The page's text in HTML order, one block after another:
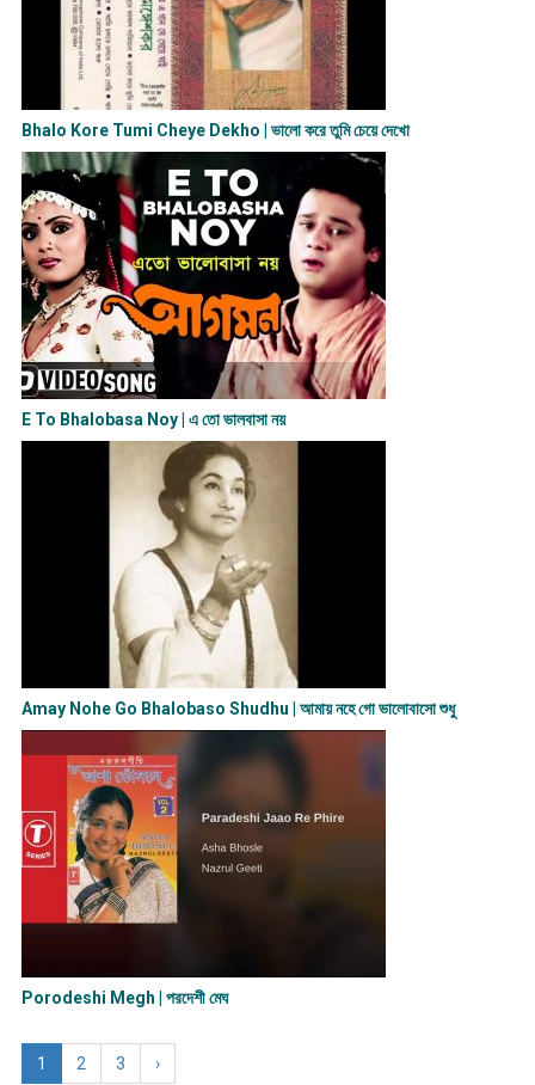
Bhalo Kore Tumi Cheye Dekho | ভালো করে তুমি চেয়ে দেখো
E To Bhalobasa Noy | এ তো ভালবাসা ন​য়
Amay Nohe Go Bhalobaso Shudhu | আমায় নহে গো ভালোবাসো শুধু
Porodeshi Megh | পরদেশী মেঘ
1 2 3 ›